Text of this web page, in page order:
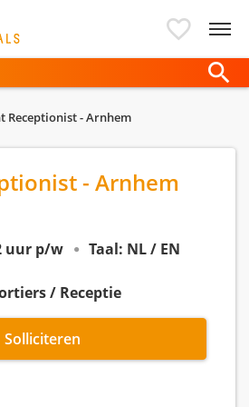
Receptionist - Arnhem
- Arnhem
uur p/w
Taal: NL / EN
/ Receptie
Solliciteren